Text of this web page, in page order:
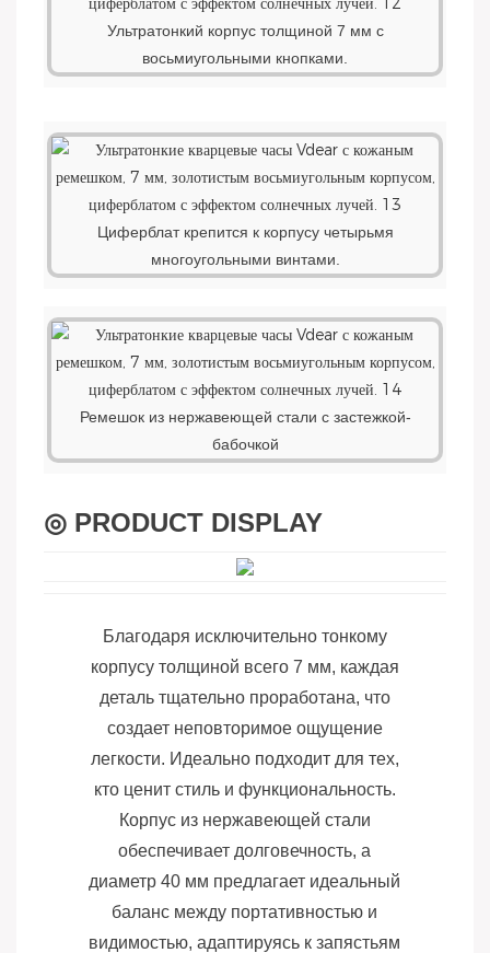
Ультратонкий корпус толщиной 7 мм с
восьмиугольными кнопками.
Циферблат крепится к корпусу четырьмя
многоугольными винтами.
Ремешок из нержавеющей стали с застежкой-
бабочкой
◎ PRODUCT DISPLAY
Благодаря исключительно тонкому
корпусу толщиной всего 7 мм, каждая
деталь тщательно проработана, что
создает неповторимое ощущение
легкости. Идеально подходит для тех,
кто ценит стиль и функциональность.
Корпус из нержавеющей стали
обеспечивает долговечность, а
диаметр 40 мм предлагает идеальный
баланс между портативностью и
видимостью, адаптируясь к запястьям